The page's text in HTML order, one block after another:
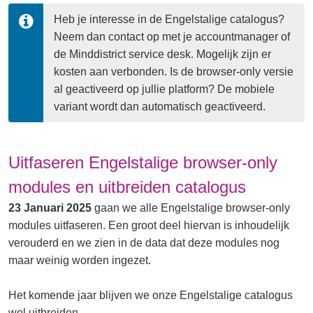
Heb je interesse in de Engelstalige catalogus?
Neem dan contact op met je accountmanager of
de Minddistrict service desk. Mogelijk zijn er
kosten aan verbonden. Is de browser-only versie
al geactiveerd op jullie platform? De mobiele
variant wordt dan automatisch geactiveerd.
Uitfaseren Engelstalige browser-only
modules en uitbreiden catalogus
23 Januari 2025 gaan we alle Engelstalige browser-only
modules uitfaseren. Een groot deel hiervan is inhoudelijk
verouderd en we zien in de data dat deze modules nog
maar weinig worden ingezet.
Het komende jaar blijven we onze Engelstalige catalogus